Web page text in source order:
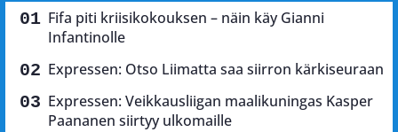
Fifa piti kriisikokouksen – näin käy Gianni
Infantinolle
Expressen: Otso Liimatta saa siirron kärkiseuraan
Expressen: Veikkausliigan maalikuningas Kasper
Paananen siirtyy ulkomaille